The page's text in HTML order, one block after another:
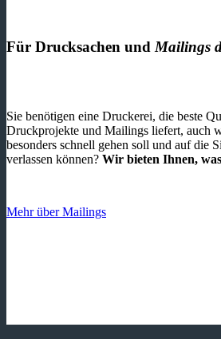
Für Drucksachen und Mailings
Sie benötigen eine Druckerei, die beste
Druckprojekte und Mailings liefert, auch
besonders schnell gehen soll und auf die
verlassen können? Wir bieten Ihnen,
Mehr über Mailings